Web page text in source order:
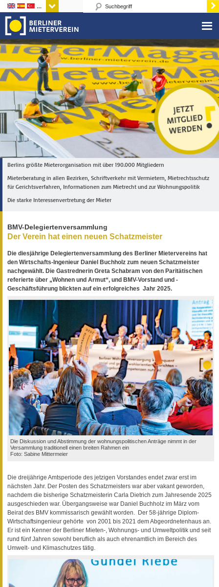
Sprachen
Berlins größte Mieterorganisation mit über 190.000 Mitgliedern
Mieterberatung in allen Bezirken, Schriftverkehr mit Vermietern, Mietrechtsschutz
für Gerichtsverfahren, Informationen zum Mietrecht und zur Wohnungspolitik
Die starke Interessenvertretung der Mieter
BMV-Delegiertenversammlung
Der Verein hat einen neuen Schatzmeister
Die diesjährige Delegiertenversammlung des Berliner Mietervereins hat
den Wirtschafts-Ingenieur Daniel Buchholz zum neuen Schatzmeister
nachgewählt. Die Gastrednerin Greta Schabram von den Paritätischen
referierte über „Wohnen und Armut“, und BMV-Vorstand und -
Geschäftsführung blickten auf ein erfolgreiches Jahr 2025.
Die Diskussion und Abstimmung der wohnungspolitischen Anträge nimmt in der
Versammlung traditionell einen breiten Rahmen ein
Foto: Sabine Mittermeier
Die dreijährige Amtsperiode des jetzigen Vorstandes endet zwar erst im
nächsten Jahr. Der Posten des Schatzmeisters war aber vakant geworden,
nachdem die bisherige Schatzmeisterin Carla Dietrich zum Jahresende 2025
ausgeschieden war. Übergangsweise war Daniel Buchholz im März vom
Beirat des BMV kommissarisch gewählt worden. Der 58-jährige Diplom-
Wirtschaftsingenieur gehörte von 2001 bis 2021 dem Abgeordnetenhaus an.
Er ist ein Kenner der Berliner Mieten-, Wohnungs- und Umweltpolitik und seit
rund fünf Jahren sowohl beruflich als auch ehrenamtlich im Bereich des
Umwelt- und Klimaschutzes tätig.